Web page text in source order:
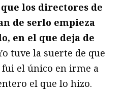
los directores de
de serlo empieza
en el que deja de
tuve la suerte de que
el único en irme a
el que lo hizo.